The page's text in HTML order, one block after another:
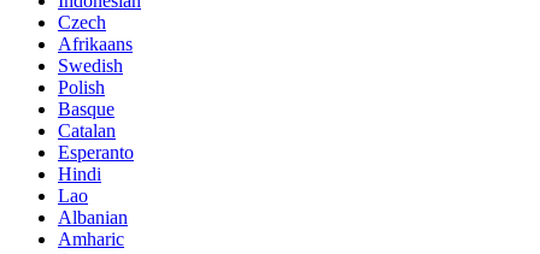
Czech
Afrikaans
Swedish
Polish
Basque
Catalan
Esperanto
Hindi
Lao
Albanian
Amharic